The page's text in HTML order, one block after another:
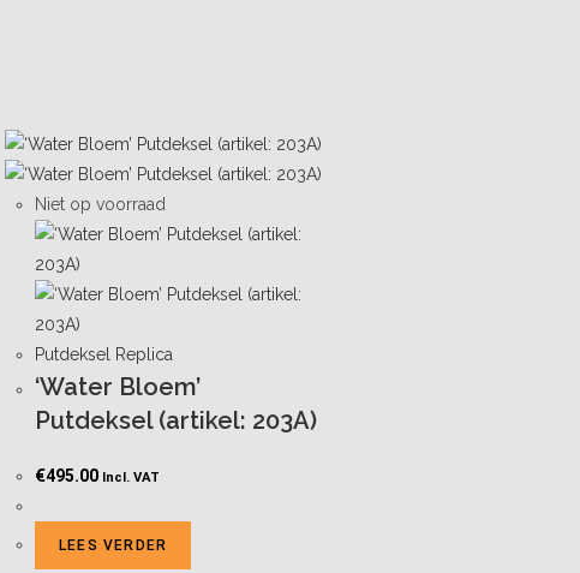
Niet op voorraad
Putdeksel Replica
‘Water Bloem’
Putdeksel (artikel: 203A)
€495.00 Incl. VAT
LEES VERDER